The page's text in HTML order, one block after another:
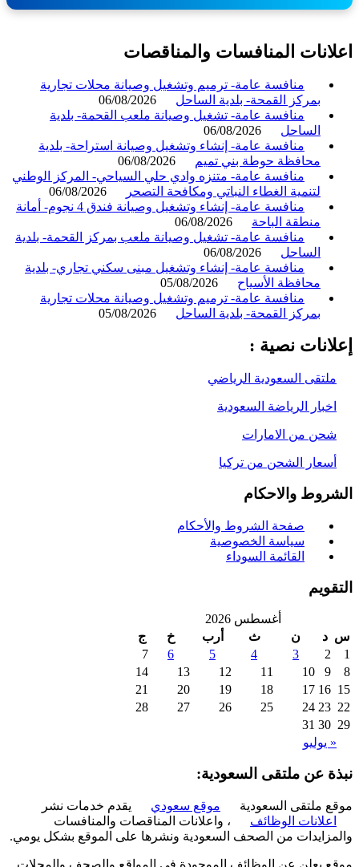
المنافسات والمناقصات
منافسة عامة- ترميم وتشغيل وصيانة محلات تجارية
بمركز القمحة- بلدية الساحل
06/08/2026
منافسة عامة- تشغيل وصيانة ملعب القحمة- بلدية
الساحل
06/08/2026
منافسة عامة- إنشاء وتشغيل وصيانة استراحة- بلدية
محافظة حوطة بني تميم
06/08/2026
منافسة عامة- متنزه وادي حلي السياحي- المركز الوطني
لتنمية الغطاء النباتي ومكافحة التصحر
06/08/2026
منافسة عامة- إنشاء وتشغيل وصيانة فندق 4 نجوم- أمانة
منطقة الباحة
06/08/2026
منافسة عامة- تشغيل وصيانة ملعب بمركز القحمة- بلدية
الساحل
06/08/2026
منافسة عامة- إنشاء وتشغيل مبنى سكني تجاري- بلدية
محافظة الأسياح
05/08/2026
منافسة عامة- ترميم وتشغيل وصيانة محلات تجارية
بمركز القمحة- بلدية الساحل
05/08/2026
نصية :
السعودية الرياضي
الرياضة السعودية
من الامارات
الشحن من تركيا
والاحكام
صفحة الشروط والأحكام
سياسة الخصوصية
القائمة السوداء
أغسطس 2026
د
ن
ج
7
10
16
17
23
24
30
31
يوليو
عن ملتقى السعودية:
ملتقى السعودية موقع سعودي
يقدم خدمات نشر
الوظائف
، واعلانات المناقصات والمنافسات
من الصحف السعودية ونشرها على الموقع بشكل يومي.
يعلن عن الوظائف الموجودة في المواقع والصحف والمجلات